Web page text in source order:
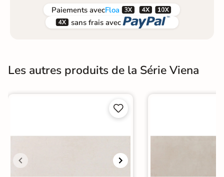
Paiements avecFloa  
 sans frais avec 
Les autres produits de la Série Viena

